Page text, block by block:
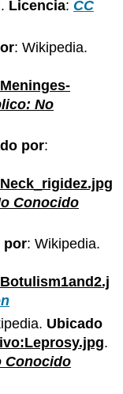
. Licencia: CC
: Wikipedia.
No
por:
Conocido
por: Wikipedia.
Ubicado
.
Conocido